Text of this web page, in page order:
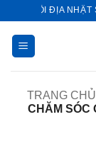
dung
NỘI ĐỊA NHẬT
TRANG CHỦ
CHĂM SÓC